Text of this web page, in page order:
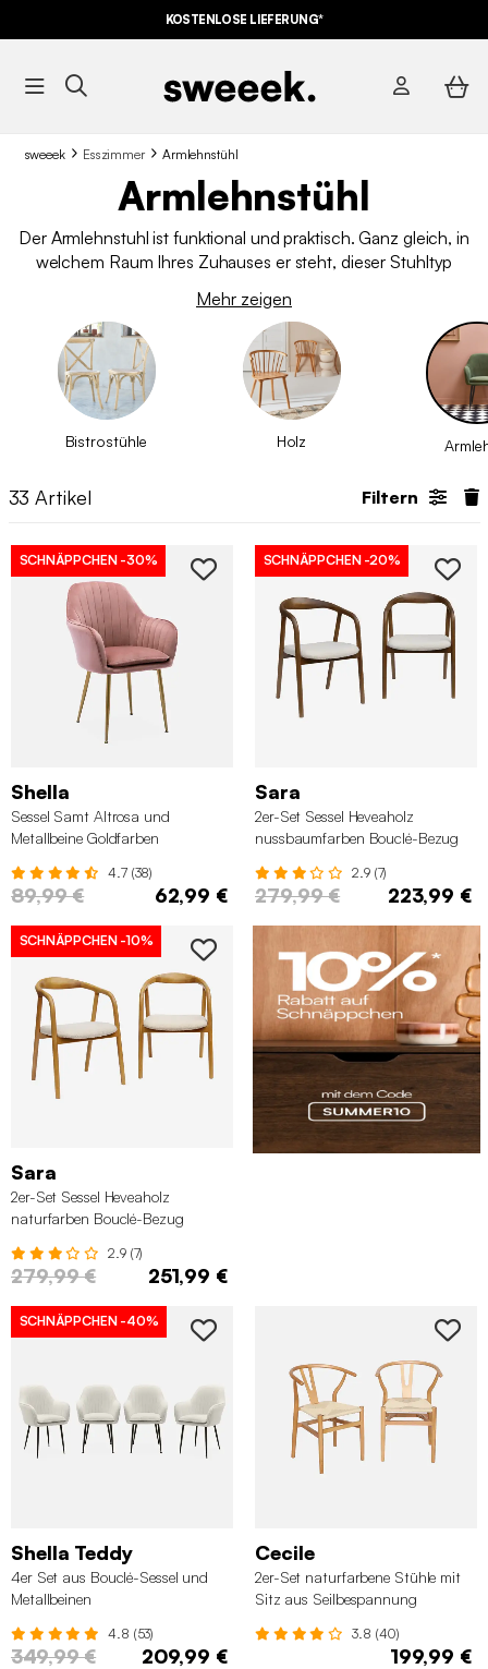
KOSTENLOSE LIEFERUNG*
sweeek Esszimmer Armlehnstühl
Armlehnstühl
Der Armlehnstuhl ist funktional und praktisch. Ganz gleich, in
welchem Raum Ihres Zuhauses er steht, dieser Stuhltyp
erwarten. Entdecken Sieunsere Stühle
sowohl designorientiert als auch robust sind.
Mehr zeigen
Bistrostühle Holz
33 Artikel Filtern
SCHNÄPPCHEN -30%
Shella
Sessel Samt Altrosa und
Metallbeine Goldfarben
4.7 (38)
89,99 € 62,99 €
SCHNÄPPCHEN -20%
Sara
2er-Set Sessel Heveaholz
nussbaumfarben Bouclé-Bezug
2.9 (7)
279,99 € 223,99 €
SCHNÄPPCHEN -10%
Sara
2er-Set Sessel Heveaholz
naturfarben Bouclé-Bezug
2.9 (7)
279,99 € 251,99 €
SCHNÄPPCHEN -40%
Shella Teddy
4er Set aus Bouclé-Sessel und
Metallbeinen
4.8 (53)
349,99 € 209,99 €
Cecile
2er-Set naturfarbene Stühle mit
Sitz aus Seilbespannung
3.8 (40)
199,99 €